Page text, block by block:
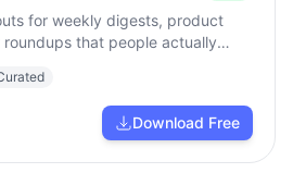
for weekly digests, product
that people actually
Download Free